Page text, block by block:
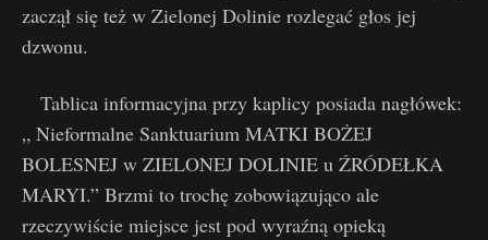
zaczął się też w Zielonej Dolinie rozlegać głos jej
dzwonu.
Tablica informacyjna przy kaplicy posiada nagłówek:
„ Nieformalne Sanktuarium MATKI BOŻEJ
BOLESNEJ w ZIELONEJ DOLINIE u ŹRÓDEŁKA
MARYI.” Brzmi to trochę zobowiązująco ale
rzeczywiście miejsce jest pod wyraźną opieką